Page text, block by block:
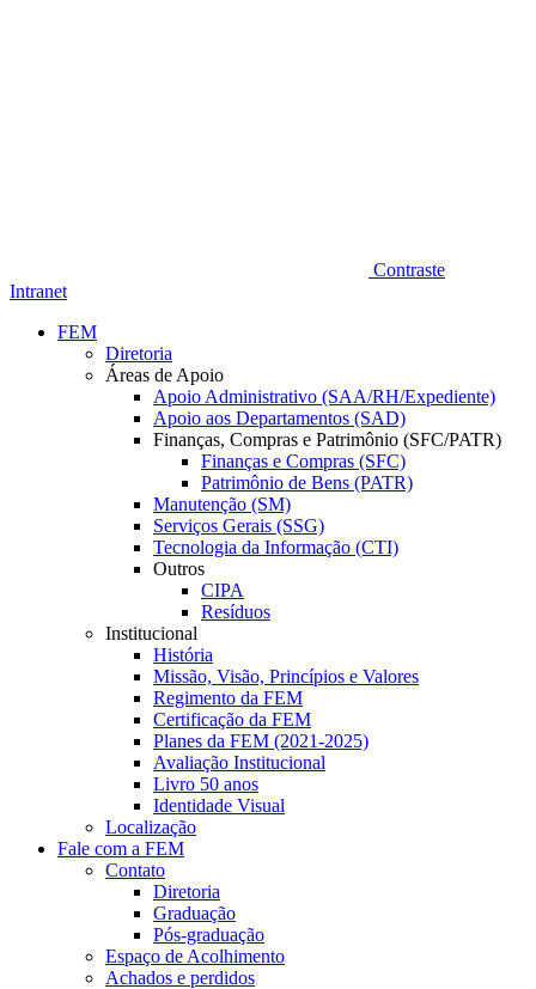
Contraste
Intranet
FEM
Diretoria
Áreas de Apoio
Apoio Administrativo (SAA/RH/Expediente)
Apoio aos Departamentos (SAD)
Finanças, Compras e Patrimônio (SFC/PATR)
Finanças e Compras (SFC)
Patrimônio de Bens (PATR)
Manutenção (SM)
Serviços Gerais (SSG)
Tecnologia da Informação (CTI)
Outros
CIPA
Resíduos
Institucional
História
Missão, Visão, Princípios e Valores
Regimento da FEM
Certificação da FEM
Planes da FEM (2021-2025)
Avaliação Institucional
Livro 50 anos
Identidade Visual
Localização
Fale com a FEM
Contato
Diretoria
Graduação
Pós-graduação
Espaço de Acolhimento
Achados e perdidos